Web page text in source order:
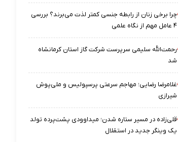
چرا برخی زنان از رابطه جنسی کمتر لذت می‌برند؟ بررسی
۴ عامل مهم از نگاه علمی
رحمت‌الله سلیمی سرپرست شرکت گاز استان کرمانشاه
شد
غلامرضا رضایی؛ مهاجم سرعتی پرسپولیس و ملی‌پوش
شیرازی
قلی‌زاده در مسیر ستاره شدن؛ میداوودی پشت‌پرده تولد
یک وینگر جدید در استقلال